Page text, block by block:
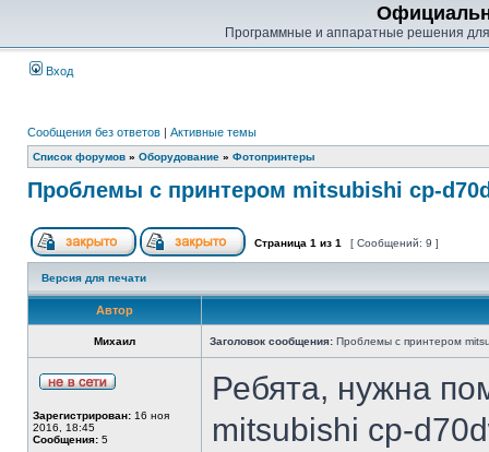
Программные и аппаратные решения
Вход
Сообщения без ответов | Активные темы
Список форумов » Оборудование » Фотопринтеры
Проблемы с принтером mitsubishi cp-
Страница 1 из 1 [ Сообщений: 9 ]
Версия для печати
Автор
Михаил Заголовок сообщения: Проблемы с принтером
Зарегистрирован: 16 ноя
2016, 18:45
Сообщения: 5
Ребята, нужна
mitsubishi cp-